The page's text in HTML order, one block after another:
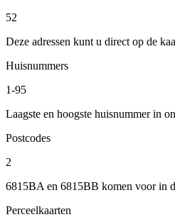
52
Deze adressen kunt u direct op de
Huisnummers
1-95
Laagste en hoogste huisnummer in
Postcodes
2
6815BA en 6815BB komen voor in
Perceelkaarten